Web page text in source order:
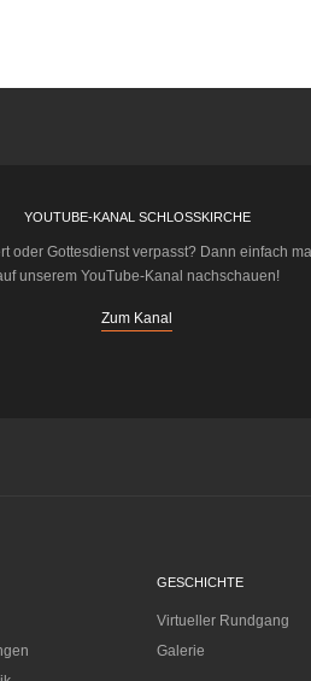
YOUTUBE-KANAL SCHLOSSKIRCHE
oder Gottesdienst verpasst? Dann einfach mal
unserem YouTube-Kanal nachschauen!
Zum Kanal
GESCHICHTE
Virtueller Rundgang
Galerie